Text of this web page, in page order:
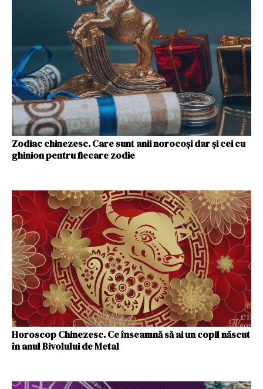
Zodiac chinezesc. Care sunt anii norocoşi dar şi cei cu
ghinion pentru fiecare zodie
Horoscop Chinezesc. Ce înseamnă să ai un copil născut
în anul Bivolului de Metal